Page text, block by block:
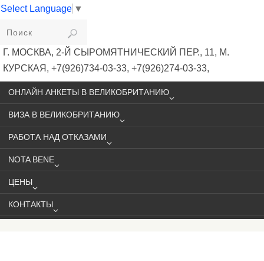
Select Language ▼
VIKIVISA
Г. МОСКВА, 2-Й СЫРОМЯТНИЧЕСКИЙ ПЕР., 11, М.
КУРСКАЯ, +7(926)734-03-33, +7(926)274-03-33,
VISA@VIKIVISA.RU
ОНЛАЙН АНКЕТЫ В ВЕЛИКОБРИТАНИЮ
ВИЗА В ВЕЛИКОБРИТАНИЮ
РАБОТА НАД ОТКАЗАМИ
NOTA BENE
ЦЕНЫ
КОНТАКТЫ